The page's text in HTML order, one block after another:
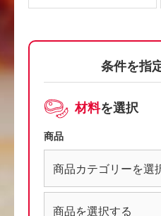
条件を指
材料を選択
商品